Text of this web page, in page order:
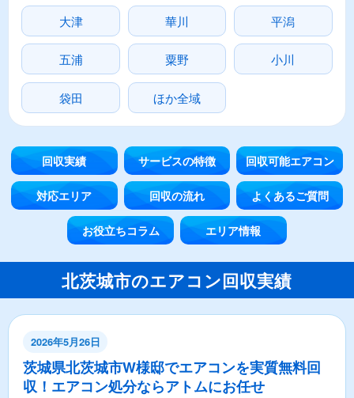
大津 華川 平潟
五浦 粟野 小川
袋田 ほか全域
回収実績 サービスの特徴 回収可能エアコン
対応エリア 回収の流れ よくあるご質問
お役立ちコラム エリア情報
北茨城市のエアコン回収実績
2026年5月26日
茨城県北茨城市W様邸でエアコンを実質無料回
収！エアコン処分ならアトムにお任せ